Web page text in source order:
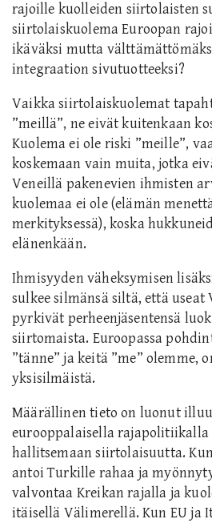
rajoille kuolleiden siirtolaisten
siirtolaiskuolema Euroopan
ikäväksi mutta
integraation sivutuotteeksi?
Vaikka siirtolaiskuolemat
”meillä”, ne eivät kuitenkaan
Kuolema ei ole riski ”meille”,
koskemaan vain muita, jotka
Veneillä pakenevien ihmisten
kuolemaa ei ole (elämän
merkityksessä), koska
elänenkään.
Ihmisyyden väheksymisen
sulkee silmänsä siltä, että
pyrkivät perheenjäsentensä
siirtomaista. Euroopassa
”tänne” ja keitä ”me” olemme,
yksisilmäistä.
Määrällinen tieto on luonut
eurooppalaisella
hallitsemaan siirtolaisuutta.
antoi Turkille rahaa ja
valvontaa Kreikan rajalla ja
itäisellä Välimerellä. Kun EU ja